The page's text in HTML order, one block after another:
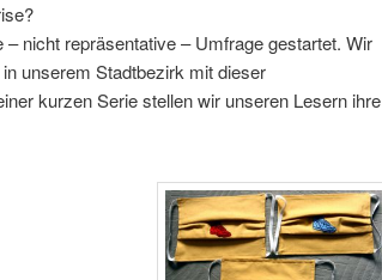
nicht repräsentative – Umfrage gestartet. Wir
unserem Stadtbezirk mit dieser
kurzen Serie stellen wir unseren Lesern ihre